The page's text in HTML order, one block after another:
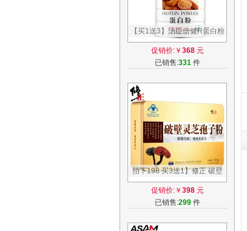
【买1送3】汤臣倍健R蛋白粉
450g/罐（附量具）成人增强
免疫力
促销价:￥ 368元
已销售:331件
拍下198 买3送1】修正 破壁
灵芝孢子粉 0.99g/袋*60袋 增
强免疫力
促销价:￥ 398元
已销售:299件